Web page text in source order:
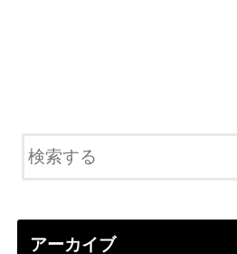
アーカイブ